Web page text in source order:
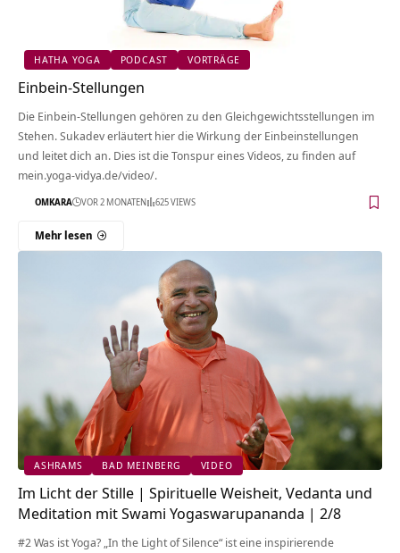
HATHA YOGA PODCAST VORTRÄGE
Einbein-Stellungen
Die Einbein-Stellungen gehören zu den Gleichgewichtsstellungen im
Stehen. Sukadev erläutert hier die Wirkung der Einbeinstellungen
und leitet dich an. Dies ist die Tonspur eines Videos, zu finden auf
mein.yoga-vidya.de/video/.
OMKARA VOR 2 MONATEN 625 VIEWS
Mehr lesen
ASHRAMS BAD MEINBERG VIDEO
Im Licht der Stille | Spirituelle Weisheit, Vedanta und
Meditation mit Swami Yogaswarupananda | 2/8
#2 Was ist Yoga? „In the Light of Silence“ ist eine inspirierende